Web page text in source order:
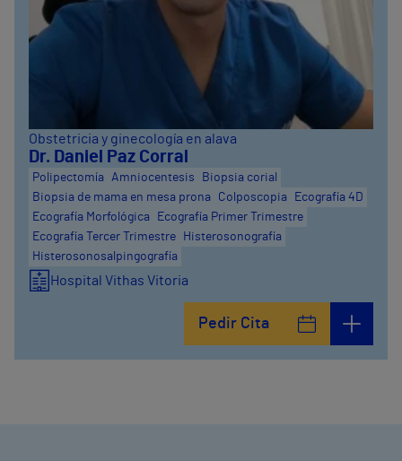
Obstetricia y ginecología en alava
Dr. Daniel Paz Corral
Polipectomía Amniocentesis
Biopsia corial
Biopsia de mama en mesa prona
Colposcopia
Ecografía 4D
Ecografía Morfológica
Ecografía Primer Trimestre
Ecografía Tercer Trimestre
Histerosonografía
Histerosonosalpingografía
Hospital Vithas Vitoria
Pedir Cita